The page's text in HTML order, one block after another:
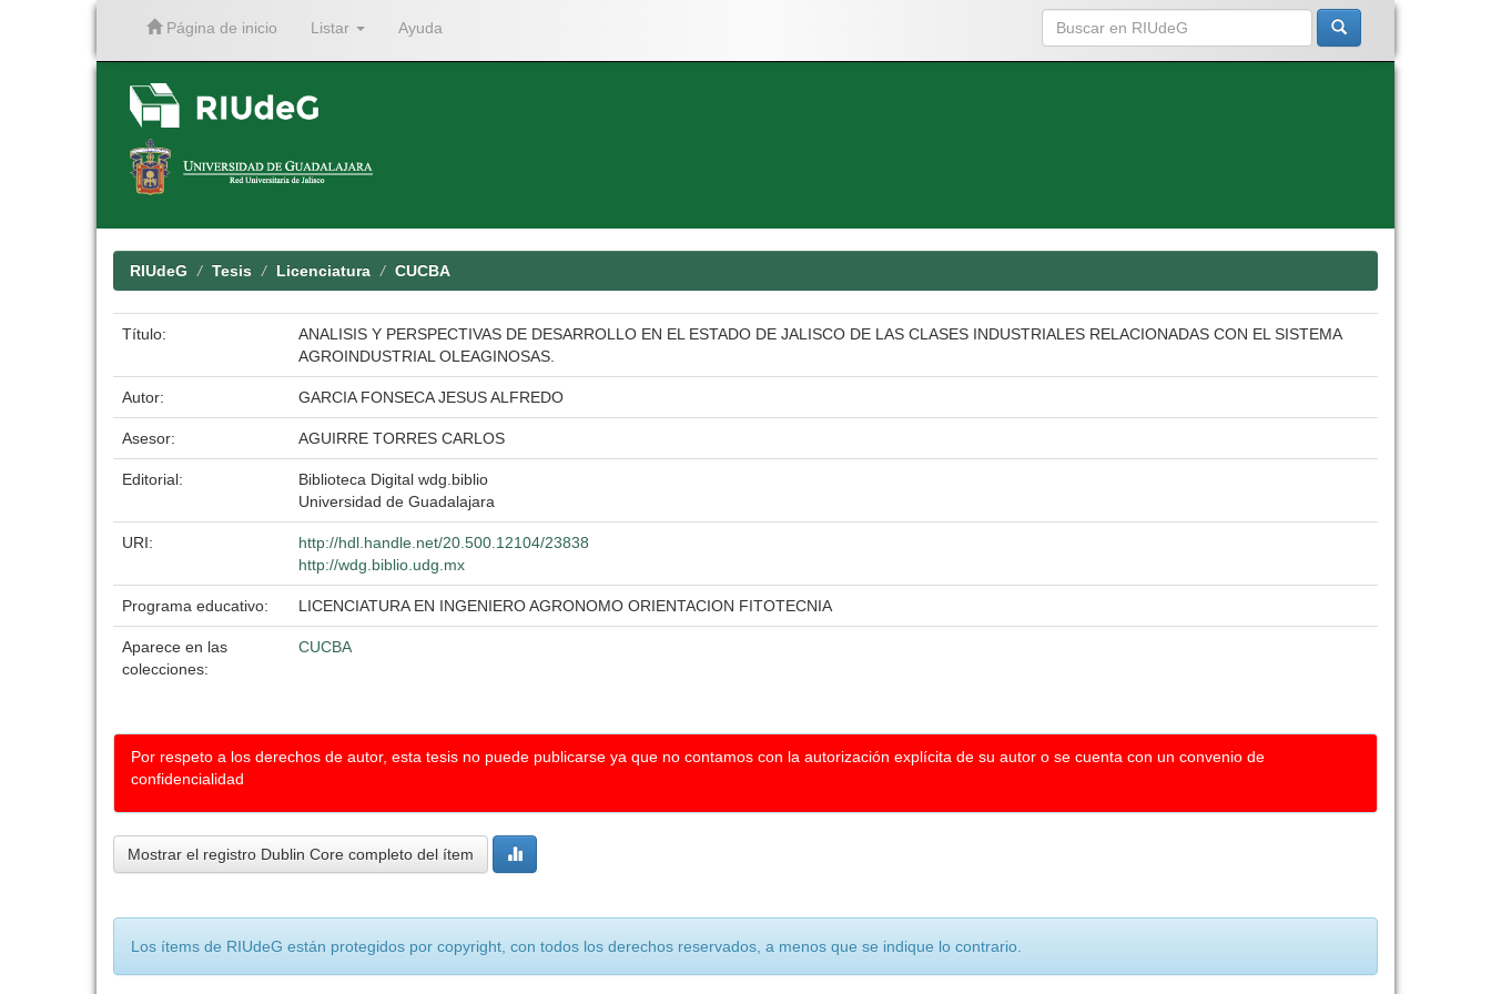
Página de inicio Listar Ayuda
RIUdeG Tesis Licenciatura CUCBA
Título:
ANALISIS Y PERSPECTIVAS DE DESARROLLO EN EL ESTADO DE JALISCO DE LAS CLASES INDUSTRIALES RELACIONADAS CON EL SISTEMA
AGROINDUSTRIAL OLEAGINOSAS.
Autor: GARCIA FONSECA JESUS ALFREDO
Asesor: AGUIRRE TORRES CARLOS
Editorial:
Biblioteca Digital wdg.biblio
Universidad de Guadalajara
URI:
http://hdl.handle.net/20.500.12104/23838
http://wdg.biblio.udg.mx
Programa educativo: LICENCIATURA EN INGENIERO AGRONOMO ORIENTACION FITOTECNIA
Aparece en las
colecciones:
CUCBA
Por respeto a los derechos de autor, esta tesis no puede publicarse ya que no contamos con la autorización explícita de su autor o se cuenta con un convenio de
confidencialidad
Mostrar el registro Dublin Core completo del ítem
Los ítems de RIUdeG están protegidos por copyright, con todos los derechos reservados, a menos que se indique lo contrario.